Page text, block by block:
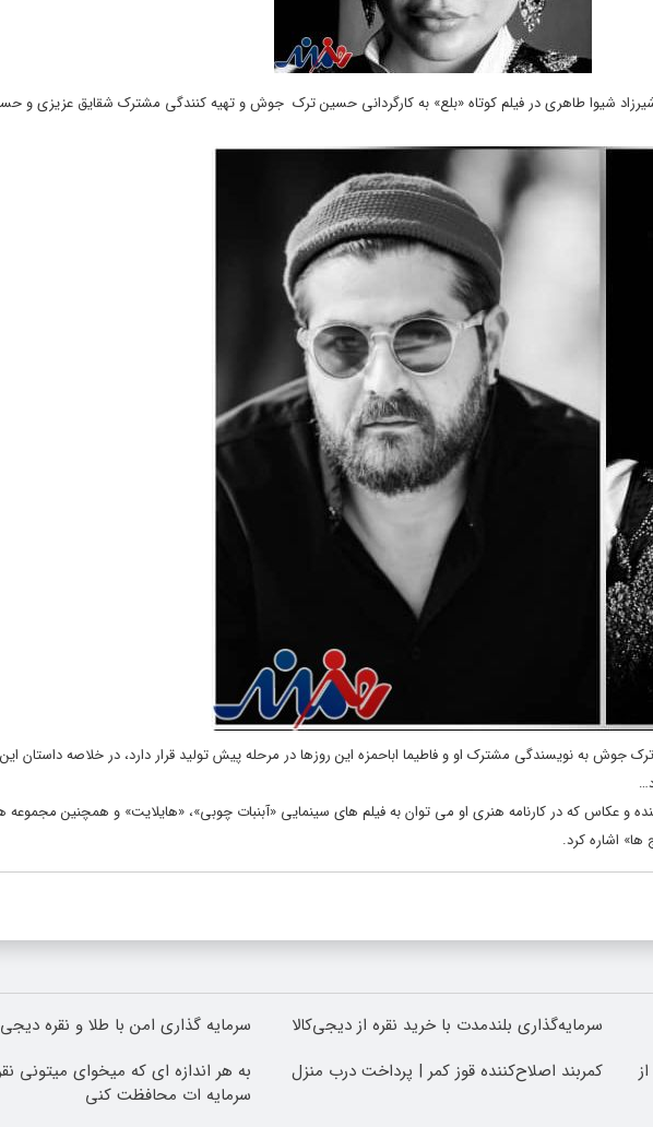
شیوا طاهری در فیلم کوتاه «بلع» به کارگردانی حسین ترک ‌جوش و تهیه ‌کنندگی مشترک شقایق عزیزی و
‌جوش به نویسندگی مشترک او و فاطیما اباحمزه این روزها در مرحله پیش ‌تولید قرار دارد، در خلاصه داستان
و عکاس که در کارنامه هنری او می توان به فیلم های سینمایی «آبنبات چوبی»، «هایلایت» و همچنین مجموعه
ها» اشاره کرد.
سرمایه‌گذاری بلندمدت با خرید نقره از دیجی‌کالا
سرمایه گذاری امن با طلا و نقره دیجی
کمربند اصلاح‌کننده قوز کمر | پرداخت درب منزل
به هر اندازه ای که میخوای میتونی
سرمایه ات محافظت کنی